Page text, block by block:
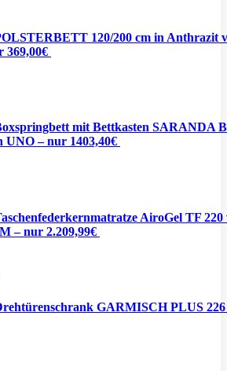
120/200 cm in Anthrazit
mit Bettkasten SARANDA
UNO – nur 1403,40€
AiroGel TF 220
– nur 2.209,99€
GARMISCH PLUS 226